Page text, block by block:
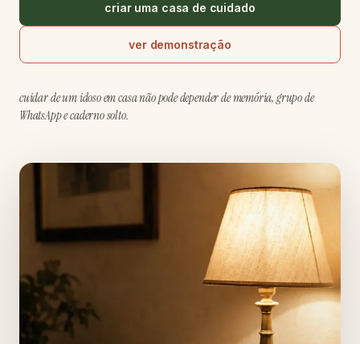
criar uma casa de cuidado
ver demonstração
cuidar de um idoso em casa não pode depender de memória, grupo de
WhatsApp e caderno solto.